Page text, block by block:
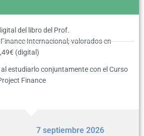
del libro del Prof.
Internacional; valorados en
(digital)
estudiarlo conjuntamente con el Curso
Finance
7 septiembre 2026